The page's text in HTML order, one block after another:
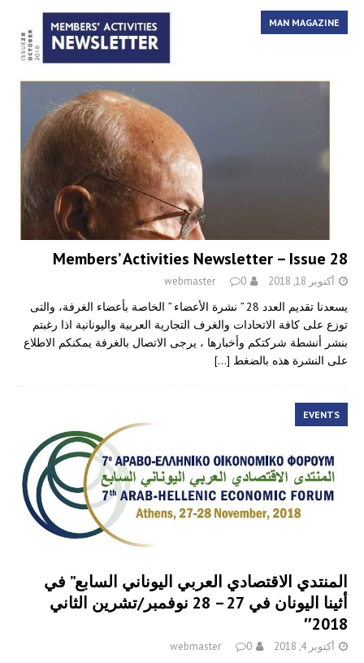
MAN MAGAZINE
Members’ Activities Newsletter – Issue 28
أكتوبر 18, 2018 webmaster 0
يسعدنا تقديم العدد 28 ” نشرة الأعضاء ” الخاصة بأعضاء الغرفة، والتى
توزع على كافة الاتحادات والغرف التجارية العربية واليونانية اذا رغبتم
بنشر أنشطة شركتكم وأخبارها ، يرجى الاتصال بالغرفة يمكنكم الاطلاع
على النشرة هذه بالضغط […]
EVENTS
المنتدي الاقتصادي العربي اليوناني السابع” في
أثينا اليونان في 27 – 28 نوفمبر/تشرين الثاني
2018″
أكتوبر 4, 2018 webmaster 0